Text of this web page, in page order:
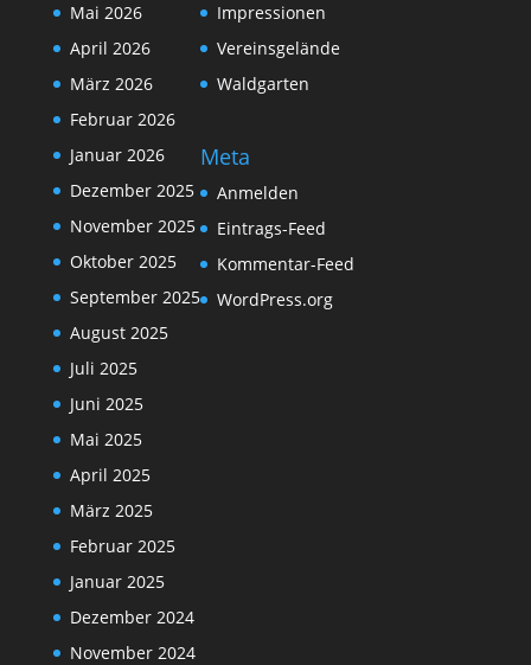
Mai 2026
April 2026
März 2026
Februar 2026
Januar 2026
Dezember 2025
November 2025
Oktober 2025
September 2025
August 2025
Juli 2025
Juni 2025
Mai 2025
April 2025
März 2025
Februar 2025
Januar 2025
Dezember 2024
November 2024
Impressionen
Vereinsgelände
Waldgarten
Meta
Anmelden
Eintrags-Feed
Kommentar-Feed
WordPress.org